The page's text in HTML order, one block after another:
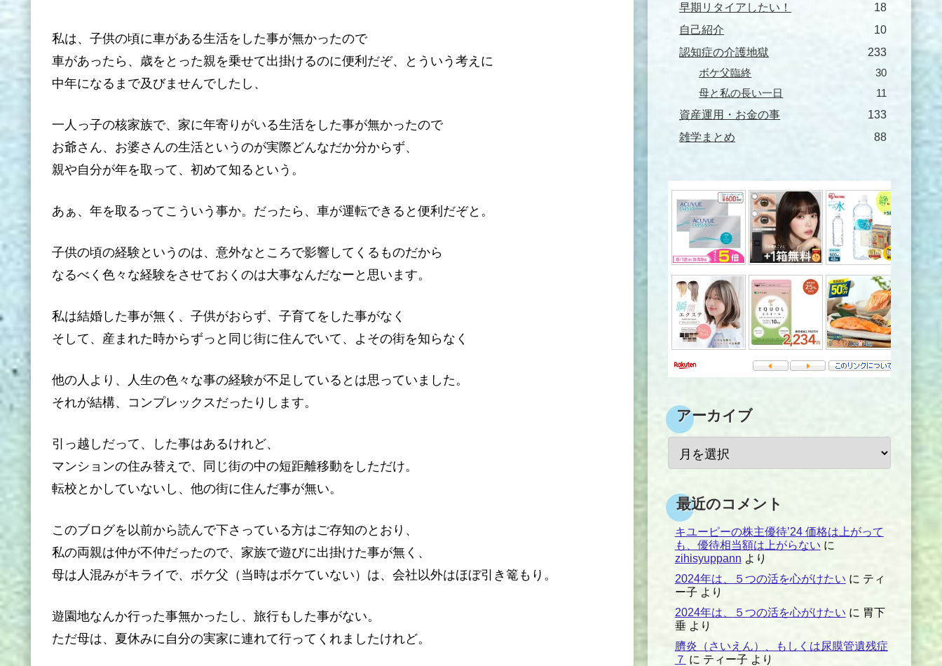
私は、子供の頃に車がある生活をした事が無かったので
車があったら、歳をとった親を乗せて出掛けるのに便利だぞ、とういう考えに
中年になるまで及びませんでしたし、
一人っ子の核家族で、家に年寄りがいる生活をした事が無かったので
お爺さん、お婆さんの生活というのが実際どんなだか分からず、
親や自分が年を取って、初めて知るという。
あぁ、年を取るってこういう事か。だったら、車が運転できると便利だぞと。
子供の頃の経験というのは、意外なところで影響してくるものだから
なるべく色々な経験をさせておくのは大事なんだなーと思います。
私は結婚した事が無く、子供がおらず、子育てをした事がなく
そして、産まれた時からずっと同じ街に住んでいて、よその街を知らなく
他の人より、人生の色々な事の経験が不足しているとは思っていました。
それが結構、コンプレックスだったりします。
引っ越しだって、した事はあるけれど、
マンションの住み替えで、同じ街の中の短距離移動をしただけ。
転校とかしていないし、他の街に住んだ事が無い。
このブログを以前から読んで下さっている方はご存知のとおり、
私の両親は仲が不仲だったので、家族で遊びに出掛けた事が無く、
母は人混みがキライで、ボケ父（当時はボケていない）は、会社以外はほぼ引き篭もり。
遊園地なんか行った事無かったし、旅行もした事がない。
ただ母は、夏休みに自分の実家に連れて行ってくれましたけれど。
早期リタイアしたい！
18
自己紹介
10
認知症の介護地獄
233
ボケ父臨終
30
母と私の長い一日
11
資産運用・お金の事
133
雑学まとめ
88
アーカイブ
最近のコメント
キユーピーの株主優待’24 価格は上がって
も、優待相当額は上がらない に
zihisyuppann より
2024年は、５つの活を心がけたい に ティ
ー子 より
2024年は、５つの活を心がけたい に 胃下
垂より
臍炎（さいえん）、もしくは尿膜管遺残症
７ に ティー子 より